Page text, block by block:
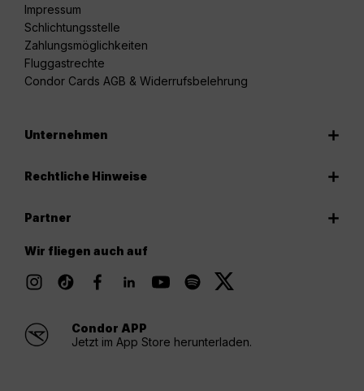
Impressum
Schlichtungsstelle
Zahlungsmöglichkeiten
Fluggastrechte
Condor Cards AGB & Widerrufsbelehrung
Unternehmen
Rechtliche Hinweise
Partner
Wir fliegen auch auf
Condor APP
Jetzt im App Store herunterladen.